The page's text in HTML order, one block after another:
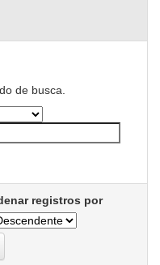
de busca.
registros por